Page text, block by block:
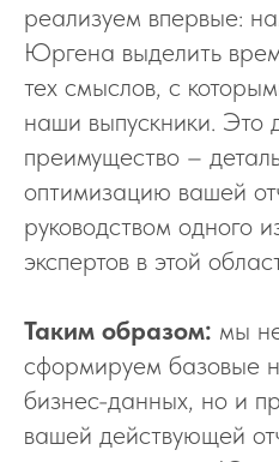
реализуем впервые:
Юргена выделить
тех смыслов, с
наши выпускники. Это
преимущество –
оптимизацию вашей
руководством одного
экспертов в этой
Таким образом: мы
сформируем базовые
бизнес-данных, но и
вашей действующей